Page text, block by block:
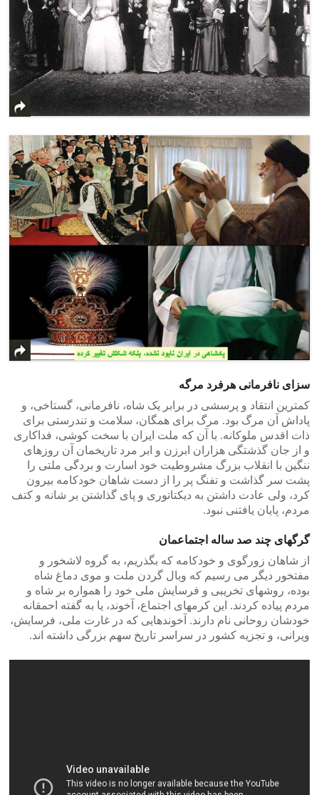
سزای نافرمانی هرفرد مرگه
کمترین انتقاد و پرسشی در برابر یک شاه، نافرمانی، گستاخی، و
پاداش آن مرگ بود. مرگ برای همگان، سلامت و تندرستی برای
ذات اقدس ملوکانه. با آن که ملت ایران با سخت کوشی، فداکاری
و از جان گذشتگی هزاران ابرزن و ابر مرد تاریخمان آن روزهای
ننگین با انقلاب بزرگ مشروطیت خود اسارت و بردگی ملتی را
پشت سر گذاشت و تفنگ پر را از دست شاهان خودکامه بیرون
کرد، ولی عادت داشتن به دیکتاتوری و پای گذاشتن بر شانه و کتف
مردم، پایان یافتنی نبود.
گرگهای چند صد ساله اجتماعمان
از شاهان زورگوی و خودکامه که بگذریم، به گروه لاشخور و
مفتخور دیگر می رسیم که وبال گردن ملت و موی دماغ شاه
بوده، روشهای تخریبی و فرسایش ملی خود را همواره بر شاه و
مردم پیاده کردند. این کرمهای اجتماع، آخوند، یا به گفته احمقانه
خودشان روحانی نام دارند. آخوندهایی که در غارت ملی، فرسایش،
ویرانی، و تجزیه کشور در سراسر تاریخ سهم بزرگی داشته اند.